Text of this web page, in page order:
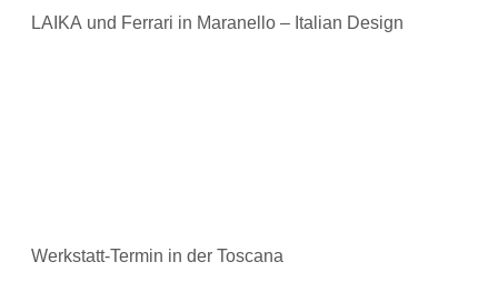
LAIKA und Ferrari in Maranello – Italian Design
Werkstatt-Termin in der Toscana